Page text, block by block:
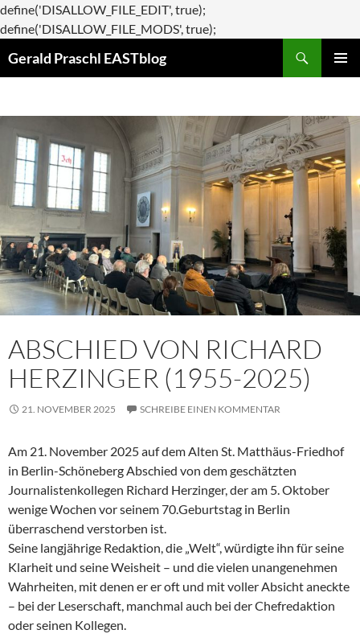
define('DISALLOW_FILE_EDIT', true);
define('DISALLOW_FILE_MODS', true);
Gerald Praschl EASTblog
ABSCHIED VON RICHARD
HERZINGER (1955-2025)
21. NOVEMBER 2025 SCHREIBE EINEN KOMMENTAR
Am 21. November 2025 auf dem Alten St. Matthäus-Friedhof
in Berlin-Schöneberg Abschied von dem geschätzten
Journalistenkollegen Richard Herzinger, der am 5. Oktober
wenige Wochen vor seinem 70.Geburtstag in Berlin
überraschend verstorben ist.
Seine langjährige Redaktion, die „Welt“, würdigte ihn für seine
Klarheit und seine Weisheit – und die vielen unangenehmen
Wahrheiten, mit denen er er oft und mit voller Absicht aneckte
– bei der Leserschaft, manchmal auch bei der Chefredaktion
oder seinen Kollegen.